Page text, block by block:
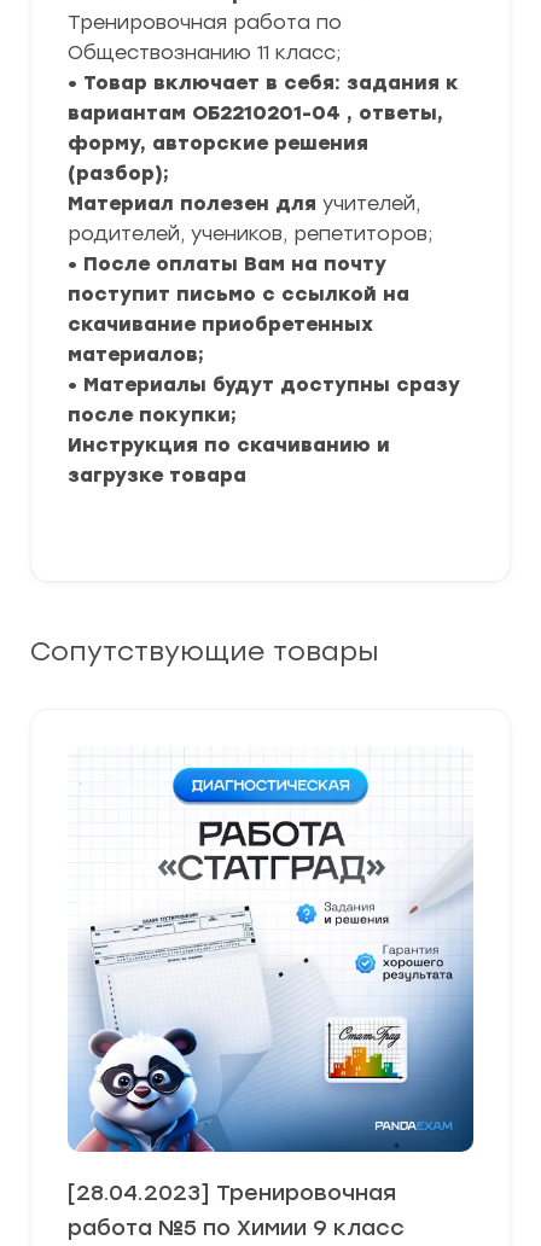
Тренировочная работа по
Обществознанию 11 класс;
• Товар включает в себя: задания к
вариантам ОБ2210201-04 , ответы,
форму, авторские решения
(разбор);
Материал полезен для учителей,
родителей, учеников, репетиторов;
• После оплаты Вам на почту
поступит письмо с ссылкой на
скачивание приобретенных
материалов;
• Материалы будут доступны сразу
после покупки;
Инструкция по скачиванию и
загрузке товара
Сопутствующие товары
[28.04.2023] Тренировочная
работа №5 по Химии 9 класс